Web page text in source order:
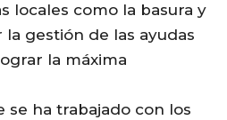
locales como la basura y
la gestión de las ayudas
la máxima
ha trabajado con los